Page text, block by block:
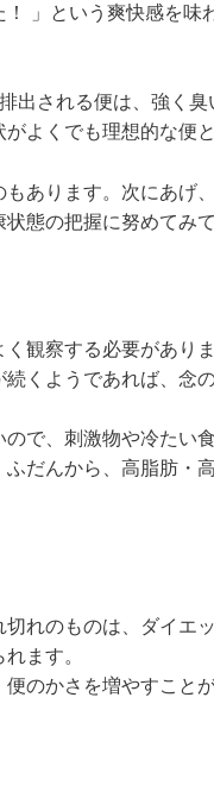
」という爽快感を
出される便は、強く
よくでも理想的な便
あります。次にあげ
態の把握に努めてみて
観察する必要があり
くようであれば、念
で、刺激物や冷たい
だんから、高脂肪・
れのものは、ダイエ
ます。
のかさを増やすこと